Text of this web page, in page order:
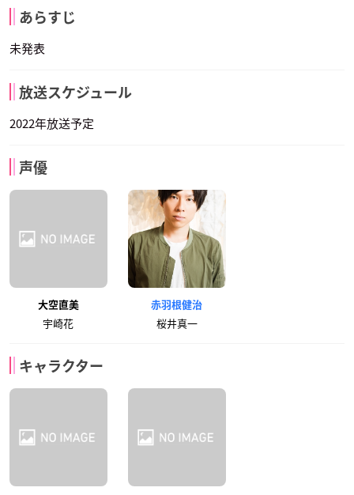
あらすじ
未発表
放送スケジュール
2022年放送予定
声優
大空直美
宇崎花
赤羽根健治
桜井真一
キャラクター